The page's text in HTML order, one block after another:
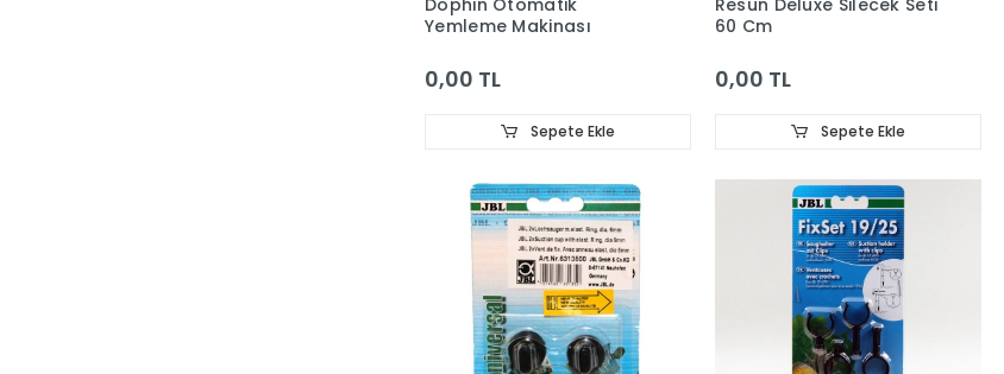
Dophin Otomatik
Yemleme Makinası
0,00 TL
Sepete Ekle
Resun Deluxe Silecek Seti
60 Cm
0,00 TL
Sepete Ekle